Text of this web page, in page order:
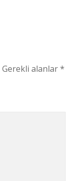
Gerekli alanlar*